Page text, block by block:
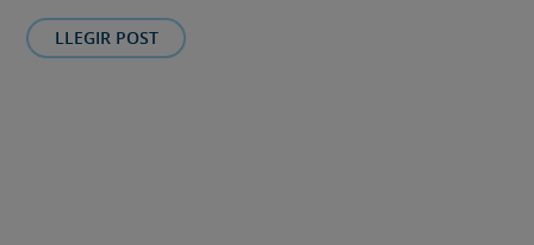
LLEGIR POST